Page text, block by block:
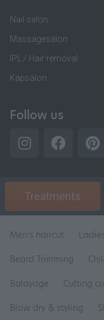
Nail salon
Massagesalon
IPL / Hair removal
Kapsalon
Follow us
Treatments
Men's haircut
Beard Trimming
Balayage
Cutting
Blow dry & styling